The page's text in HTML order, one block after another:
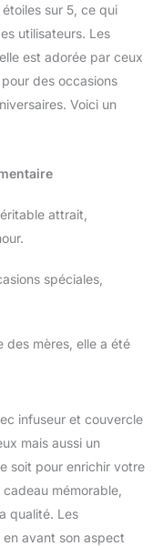
de thé
en verre
et
sur une
et un
cuisine. La
c'est le
amis,
fête
Noël,
Saint-
la fragilité des
des
veuillez
à tout
nous vous
une solution
sur 5, ce qui
utilisateurs. Les
est adorée par ceux
des occasions
Voici un
attrait,
spéciales,
des mères, elle a été
infuseur et couvercle
mais aussi un
soit pour enrichir votre
mémorable,
qualité. Les
avant son aspect